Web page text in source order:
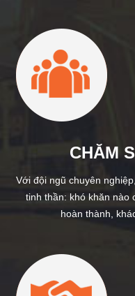
CHĂM
Với đội ngũ chuyên
tinh thần: khó khăn nào
hoàn thành,